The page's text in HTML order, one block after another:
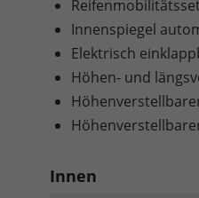
Reifenmobilitätsset
Innenspiegel
Elektrisch
Höhen- und
Innen